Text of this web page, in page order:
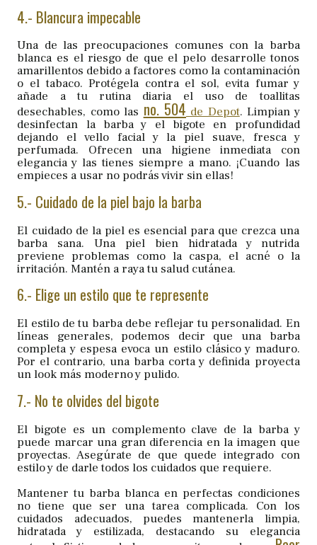
4.- Blancura impecable
Una de las preocupaciones comunes con la barba
blanca es el riesgo de que el pelo desarrolle tonos
amarillentos debido a factores como la contaminación
o el tabaco. Protégela contra el sol, evita fumar y
añade a tu rutina diaria el uso de toallitas
desechables, como las no. 504de Depot. Limpian y
desinfectan la barba y el bigote en profundidad
dejando el vello facial y la piel suave, fresca y
perfumada. Ofrecen una higiene inmediata con
elegancia y las tienes siempre a mano. ¡Cuando las
empieces a usar no podrás vivir sin ellas!
5.- Cuidado de la piel bajo la barba
El cuidado de la piel es esencial para que crezca una
barba sana. Una piel bien hidratada y nutrida
previene problemas como la caspa, el acné o la
irritación. Mantén a raya tu salud cutánea.
6.- Elige un estilo que te represente
El estilo de tu barba debe reflejar tu personalidad. En
líneas generales, podemos decir que una barba
completa y espesa evoca un estilo clásico y maduro.
Por el contrario, una barba corta y definida proyecta
un look más moderno y pulido.
7.- No te olvides del bigote
El bigote es un complemento clave de la barba y
puede marcar una gran diferencia en la imagen que
proyectas. Asegúrate de que quede integrado con
estilo y de darle todos los cuidados que requiere.
Mantener tu barba blanca en perfectas condiciones
no tiene que ser una tarea complicada. Con los
cuidados adecuados, puedes mantenerla limpia,
hidratada y estilizada, destacando su elegancia